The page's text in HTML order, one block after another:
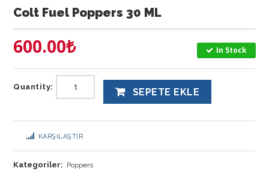
Colt Fuel Poppers 30 ML
600.00₺ In Stock
Quantity: SEPETE EKLE
KARŞILAŞTIR
Kategoriler: Poppers